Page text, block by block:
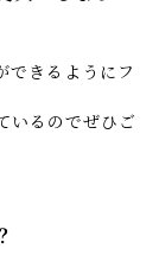
できるようにフ
いるのでぜひご